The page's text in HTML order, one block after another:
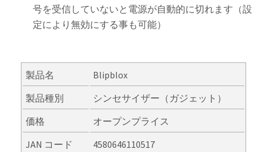
号を受信していないと電源が自動的に切れます（設
定により無効にする事も可能）
製品名
Blipblox
製品種別
シンセサイザー（ガジェット）
価格
オープンプライス
JAN コード
4580646110517